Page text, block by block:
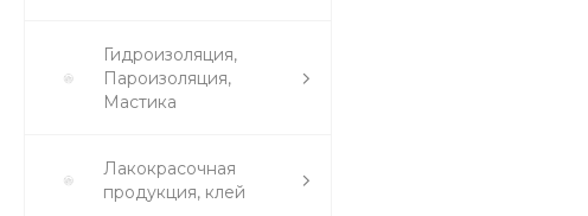
Гидроизоляция,
Пароизоляция,
Мастика
Лакокрасочная
продукция, клей